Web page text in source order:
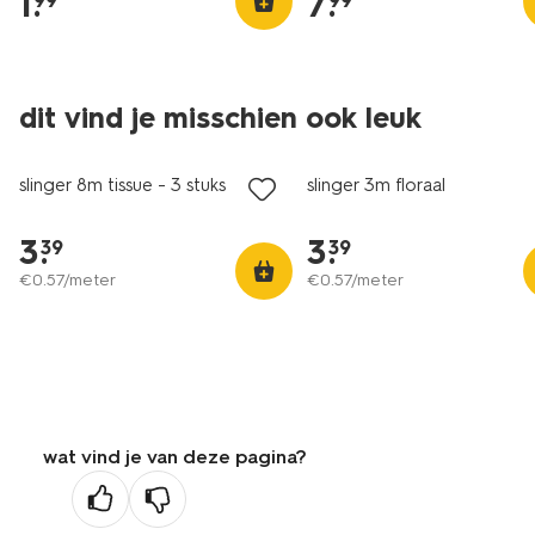
dit vind je misschien ook leuk
slinger 8m tissue - 3 stuks
3.
39
€0.57/meter
slinger 3m floraal
3.
39
€0.57/meter
wat vind je van deze pagina?